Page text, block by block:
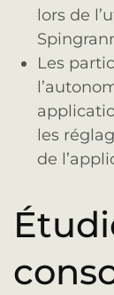
lors de
Les
les
de